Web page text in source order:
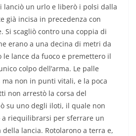
lanciò un urlo e liberò i polsi dalla
già incisa in precedenza con
Si scagliò contro una coppia di
erano a una decina di metri da
le lance da fuoco e premettero il
colpo dell’arma. Le palle
non in punti vitali, e la poca
non arrestò la corsa del
su uno degli iloti, il quale non
a riequilibrarsi per sferrare un
lancia. Rotolarono a terra e,